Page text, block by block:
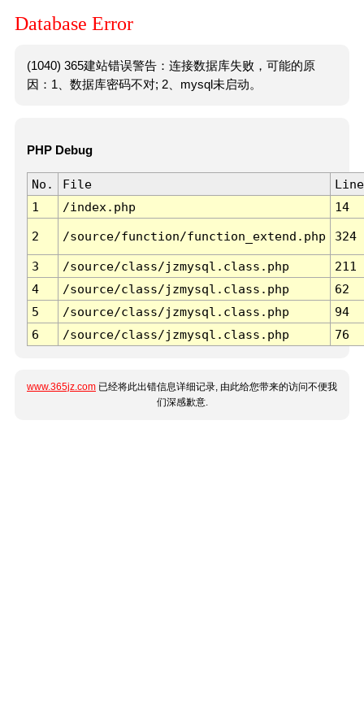
Database Error
(1040) 365建站错误警告：连接数据库失败，可能的原
因：1、数据库密码不对; 2、mysql未启动。
PHP Debug
No. File
Line
1
/index.php 14
2 /source/function/function_extend.php 324
3 /source/class/jzmysql.class.php
211
4
/source/class/jzmysql.class.php
62
5
/source/class/jzmysql.class.php
94
6
/source/class/jzmysql.class.php 76
www.365jz.com 已经将此出错信息详细记录, 由此给您带来的访问不便我
们深感歉意.